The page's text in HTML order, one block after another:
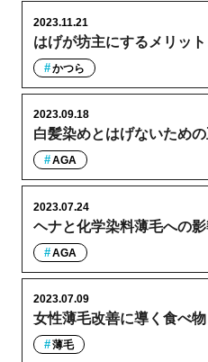
はげが坊主にするメリッ
2023.11.21
かつら
白髪染めとはげないため
2023.09.18
AGA
ヘナと化学染料薄毛への
2023.07.24
AGA
女性薄毛改善に導く食べ物
2023.07.09
薄毛